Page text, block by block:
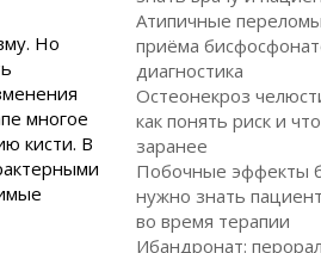
Но
многое
кисти. В
Атипичные
приёма
диагностика
Остеонекроз
как понять риск и
заранее
Побочные эффекты
нужно знать
во время терапии
Ибандронат: